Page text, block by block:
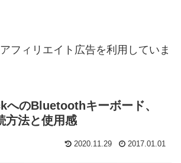
フィリエイト広告を利用していま
へのBluetoothキーボード、
方法と使用感
2020.11.29 2017.01.01